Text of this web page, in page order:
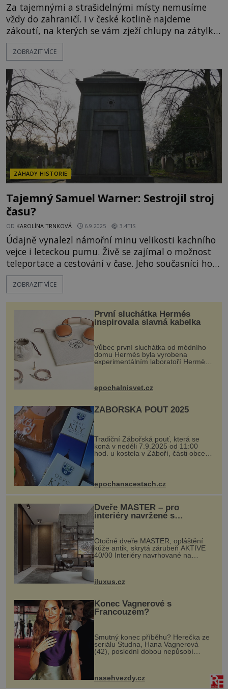
Za tajemnými a strašidelnými místy nemusíme
vždy do zahraničí. I v české kotlině najdeme
zákoutí, na kterých se vám zježí chlupy na zátylku.
Patří mezi ně bezpochyby i řada historických
hřbitovů. Příběhy, které se za nimi mnohdy
nejinak je tomu i s Velhartickým hřbitovem... Je
brzké ráno a vesnice v
ZOBRAZIT VÍCE
ZÁHADY HISTORIE
Tajemný Samuel Warner: Sestrojil stroj
času?
OD KAROLÍNA TRNKOVÁ 6.9.2025 3.4TIS
Údajně vynalezl námořní minu velikosti kachního
vejce i leteckou pumu. Živě se zajímal o možnost
teleportace a cestování v čase. Jeho současníci ho
však vesměs považovali za šarlatána a nakonec
prý zemřel v naprosté chudobě. Tak oficiálně
Alfred Warner (1793–1853). Jeho smrt stejně jako
jeho výtvory však obestírá tajemství. Někteří věří,
že byl za
ZOBRAZIT VÍCE
První sluchátka Hermés
inspirovala slavná kabelka
Vůbec první sluchátka od módního
domu Hermès byla vyrobena
experimentálním laboratoří Hermès
kovový...
epochalnisvet.cz
ZÁBOŘSKÁ POUŤ 2025
Tradiční Zábořská pouť, která se
koná v neděli 7.9.2025 od 11:00
hod. u kostela v Záboří, části obce
Kly u Mělníka. V programu naleznete
komentovanou prohlídku kostela,
epochanacestach.cz
Dveře MASTER – pro
interiéry navržené s
rozumem i vášní!
Otočné dveře MASTER, opláštění
kůže antik, skrytá zárubeň AKTIVE
40/00 Interiéry navrhované na
zakázku často vyžadují atypické
rozměry nejen nábytku, ale i
dnes umož...
iluxus.cz
Konec Vagnerové s
Francouzem?
Smutný konec příběhu? Herečka ze
seriálu Studna, Hana Vagnerová
(42), poslední dobou nepůsobí
nasehvezdy.cz